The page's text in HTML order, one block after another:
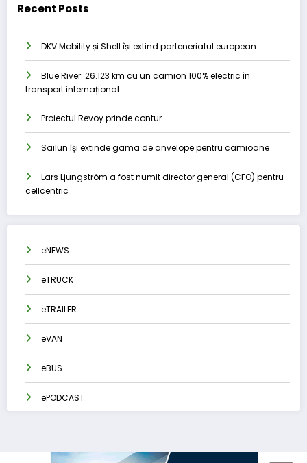
Recent Posts
DKV Mobility și Shell își extind parteneriatul european
Blue River: 26.123 km cu un camion 100% electric în
transport internațional
Proiectul Revoy prinde contur
Sailun își extinde gama de anvelope pentru camioane
Lars Ljungström a fost numit director general (CFO) pentru
cellcentric
eNEWS
eTRUCK
eTRAILER
eVAN
eBUS
ePODCAST